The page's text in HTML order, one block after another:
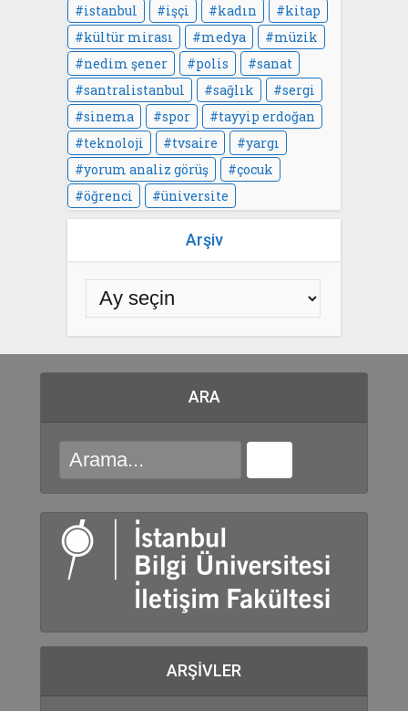
istanbul
işçi kadın
kitap
kültür mirası
medya
müzik
nedim şener
polis
sanat
santralistanbul
sağlık
sergi
sinema
spor
tayyip erdoğan
teknoloji
tvsaire
yargı
yorum analiz görüş
çocuk
öğrenci
üniversite
Arşiv
ARA
ARŞIVLER